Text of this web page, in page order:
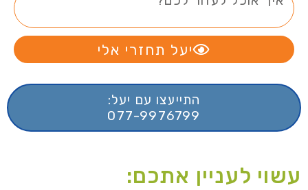
יעל תחזרי אלי
התייעצו עם יעל:
077-9976799
עשוי לעניין אתכם: